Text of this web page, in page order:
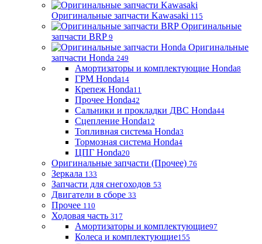
Оригинальные запчасти Kawasaki 115
Оригинальные
запчасти BRP 9
Оригинальные
запчасти Honda 249
Амортизаторы и комплектующие Honda8
ГРМ Honda14
Крепеж Honda11
Прочее Honda42
Сальники и прокладки ДВС Honda44
Сцепление Honda12
Топливная система Honda3
Тормозная система Honda4
ЦПГ Honda20
Оригинальные запчасти (Прочее) 76
Зеркала 133
Запчасти для снегоходов 53
Двигатели в сборе 33
Прочее 110
Ходовая часть 317
Амортизаторы и комплектующие97
Колеса и комплектующие155